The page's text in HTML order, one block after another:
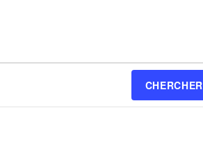
CHERCHER